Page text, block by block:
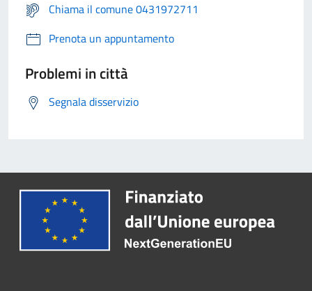
Chiama il comune 0431972711
Prenota un appuntamento
Problemi in città
Segnala disservizio